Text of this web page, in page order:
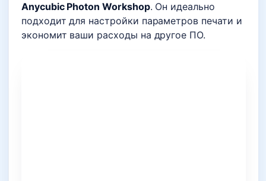
Anycubic Photon Workshop. Он идеально
подходит для настройки параметров печати и
экономит ваши расходы на другое ПО.